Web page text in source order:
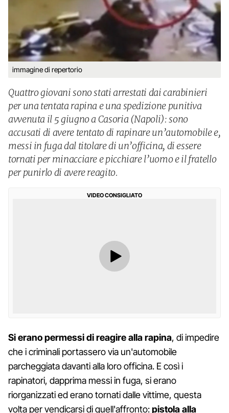
immagine di repertorio
Quattro giovani sono stati arrestati dai carabinieri
per una tentata rapina e una spedizione punitiva
avvenuta il 5 giugno a Casoria (Napoli): sono
accusati di avere tentato di rapinare un’automobile e,
messi in fuga dal titolare di un’officina, di essere
tornati per minacciare e picchiare l’uomo e il fratello
per punirlo di avere reagito.
VIDEO CONSIGLIATO
Si erano permessi di reagire alla rapina, di impedire
che i criminali portassero via un'automobile
parcheggiata davanti alla loro officina. E così i
rapinatori, dapprima messi in fuga, si erano
riorganizzati ed erano tornati dalle vittime, questa
volta per vendicarsi di quell'affronto:pistola alla